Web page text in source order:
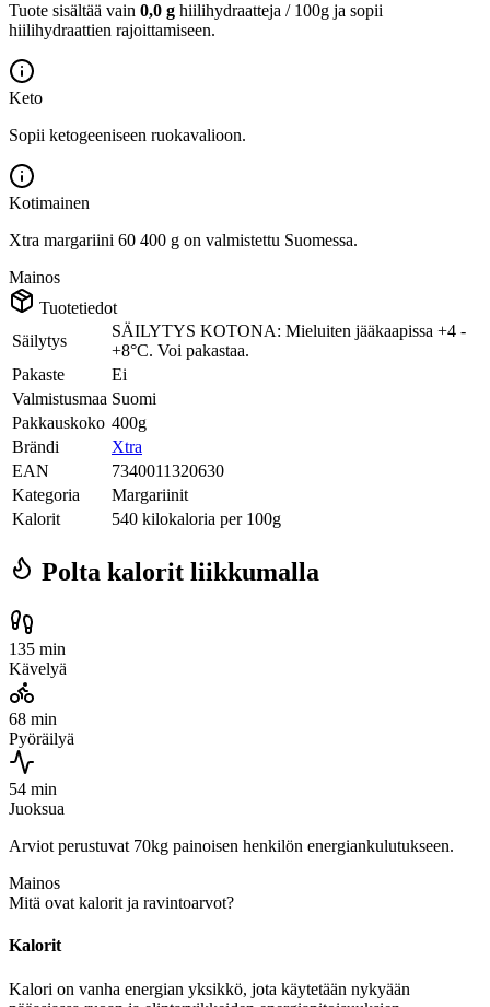
Tuote sisältää vain 0,0 g hiilihydraatteja / 100g ja sopii
hiilihydraattien rajoittamiseen.
Keto
Sopii ketogeeniseen ruokavalioon.
Kotimainen
Xtra margariini 60 400 g on valmistettu Suomessa.
Mainos
Tuotetiedot
Säilytys
SÄILYTYS KOTONA: Mieluiten jääkaapissa +4 -
+8°C. Voi pakastaa.
Pakaste
Ei
Valmistusmaa Suomi
Pakkauskoko 400g
Brändi
Xtra
EAN
7340011320630
Kategoria
Margariinit
Kalorit
540 kilokaloria per 100g
Polta kalorit liikkumalla
135 min
Kävelyä
68 min
Pyöräilyä
54 min
Juoksua
Arviot perustuvat 70kg painoisen henkilön energiankulutukseen.
Mainos
Mitä ovat kalorit ja ravintoarvot?
Kalorit
Kalori on vanha energian yksikkö, jota käytetään nykyään